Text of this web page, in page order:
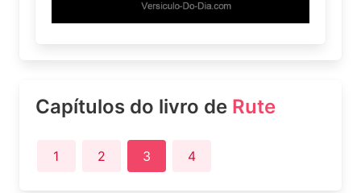
Capítulos do livro de Rute
1 2 3 4